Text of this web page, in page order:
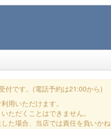
付です。(電話予約は21:00から)
用いただけます。
ただくことはできません。
た場合、当店では責任を負いか